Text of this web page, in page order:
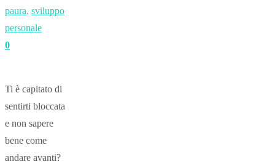
paura, sviluppo
personale
0
Ti è capitato di
sentirti bloccata
e non sapere
bene come
andare avanti?